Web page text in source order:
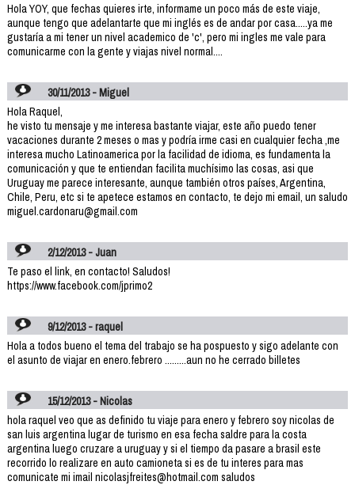
Hola YOY, que fechas quieres irte, informame un poco más de este viaje,
aunque tengo que adelantarte que mi inglés es de andar por casa.....ya me
gustaría a mi tener un nivel academico de 'c', pero mi ingles me vale para
comunicarme con la gente y viajas nivel normal....
30/11/2013 - Miguel
Hola Raquel,
he visto tu mensaje y me interesa bastante viajar, este año puedo tener
vacaciones durante 2 meses o mas y podría irme casi en cualquier fecha ,me
interesa mucho Latinoamerica por la facilidad de idioma, es fundamenta la
comunicación y que te entiendan facilita muchísimo las cosas, asi que
Uruguay me parece interesante, aunque también otros países, Argentina,
Chile, Peru, etc si te apetece estamos en contacto, te dejo mi email, un saludo
miguel.cardonaru@gmail.com
2/12/2013 - Juan
Te paso el link, en contacto! Saludos!
https://www.facebook.com/jprimo2
9/12/2013 - raquel
Hola a todos bueno el tema del trabajo se ha pospuesto y sigo adelante con
el asunto de viajar en enero.febrero .........aun no he cerrado billetes
15/12/2013 - Nicolas
hola raquel veo que as definido tu viaje para enero y febrero soy nicolas de
san luis argentina lugar de turismo en esa fecha saldre para la costa
argentina luego cruzare a uruguay y si el tiempo da pasare a brasil este
recorrido lo realizare en auto camioneta si es de tu interes para mas
comunicate mi imail nicolasjfreites@hotmail.com saludos